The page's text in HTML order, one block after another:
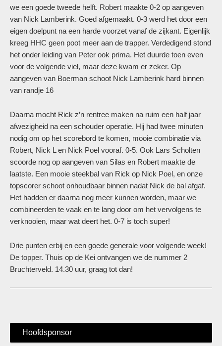
we een goede tweede helft. Robert maakte 0-2 op aangeven
van Nick Lamberink. Goed afgemaakt. 0-3 werd het door een
eigen doelpunt na een harde voorzet vanaf de zijkant. Eigenlijk
kreeg HHC geen poot meer aan de trapper. Verdedigend stond
het onder leiding van Peter ook prima. Het duurde toen even
voor de volgende viel, maar deze kwam er zeker. Op
aangeven van Boerman schoot Nick Lamberink hard binnen
van randje 16
Daarna mocht Rick z’n rentree maken na ruim een half jaar
afwezigheid na een schouder operatie. Hij had twee minuten
nodig om op het scorebord te komen, mooie combinatie via
Robert, Nick L en Nick Poel vooraf. 0-5. Ook Lars Scholten
scoorde nog op aangeven van Silas en Robert maakte de
laatste. Een mooie steekbal van Rick op Nick Poel, en onze
topscorer schoot onhoudbaar binnen nadat Nick de bal afgaf.
Het hadden er daarna nog meer kunnen worden, maar we
combineerden te vaak en te lang door om het vervolgens te
verknooien, maar wat deert het. 0-7 is toch super!
Drie punten erbij en een goede generale voor volgende week!
De topper. Thuis op de Kei ontvangen we de nummer 2
Bruchterveld. 14.30 uur, graag tot dan!
Hoofdsponsor